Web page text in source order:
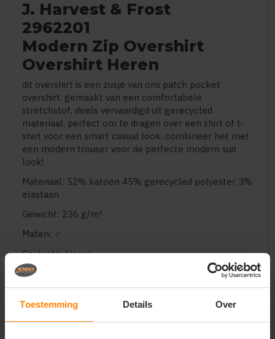
Toestemming Details Over
J. Harvest & Frost
2962201
Modern Zip Overshirt
Overshirt Heren
dit overshirt is een zusje van ons patch pocket
overshirt. gemaakt van een comfortabele
stretchstof, deels vervaardigd uit gerecycled
materiaal. perfect om te dragen over een shirt of t-
shirt voor een smart casual look. combineer het met
een modern trouser voor de perfecte modern suit
look!
Materiaal: 52% katoen 45% gerecycled polyester 3%
elastaan
Gewicht: 236 g/m²
Maten: ♂
Geslacht: Heren
Zakken: Open pockets
Type sluiting: Zipper